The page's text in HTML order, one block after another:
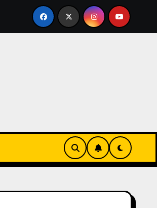
POR CAÍDA EN LAS VENTAS Y